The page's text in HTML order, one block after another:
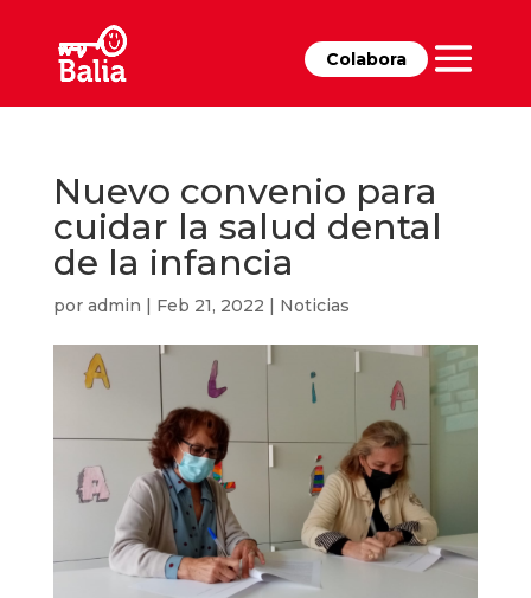
Colabora
Nuevo convenio para
cuidar la salud dental
de la infancia
por admin | Feb 21, 2022 | Noticias